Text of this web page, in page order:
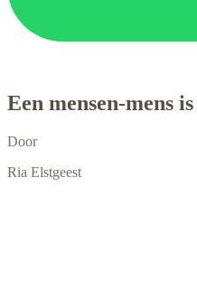
Een mensen-mens
Door
Ria Elstgeest